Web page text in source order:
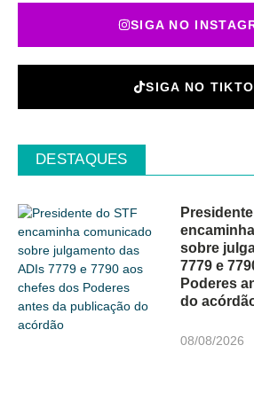
SIGA NO
SIGA NO
DESTAQUES
sobre
7779 e
Poderes
do
08/08/2026